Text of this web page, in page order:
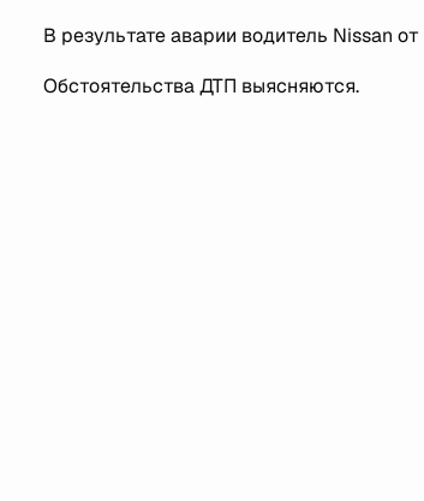
В результате аварии водитель Nissan
Обстоятельства ДТП выясняются.